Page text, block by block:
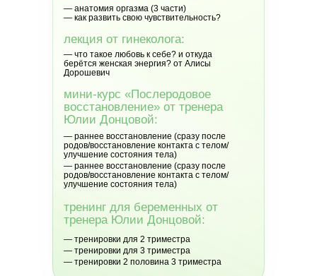
— анатомия оргазма (3 части)
— как развить свою чувствительность?
тренинг для беременных от
тренера Юлии Донцовой:
— тренировки для 2 триместра
— тренировки для 3 триместра
— тренировки 2 половина 3 триместра
лекция от гинеколога:
— что такое любовь к себе? и откуда
берётся женская энергия? от Алисы
Дорошевич
мини-курс «Послеродовое
восстановление» от тренера
Юлии Донцовой:
— раннее восстановление (сразу после
родов/восстановление контакта с телом/
улучшение состояния тела)
— раннее восстановление (сразу после
родов/восстановление контакта с телом/
улучшение состояния тела)